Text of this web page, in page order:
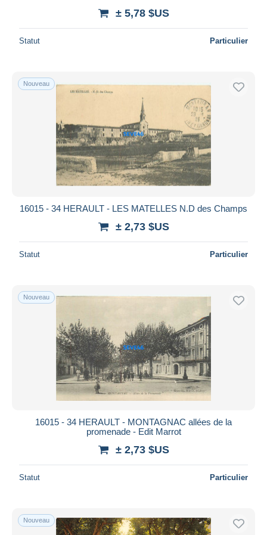
± 5,78 $US
Statut Particulier
Nouveau
16015 - 34 HERAULT - LES MATELLES N.D des Champs
± 2,73 $US
Statut Particulier
Nouveau
16015 - 34 HERAULT - MONTAGNAC allées de la
promenade - Edit Marrot
± 2,73 $US
Statut Particulier
Nouveau